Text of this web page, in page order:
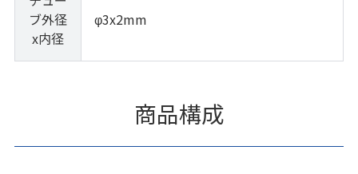
ブ外径
x内径
φ3x2mm
商品構成